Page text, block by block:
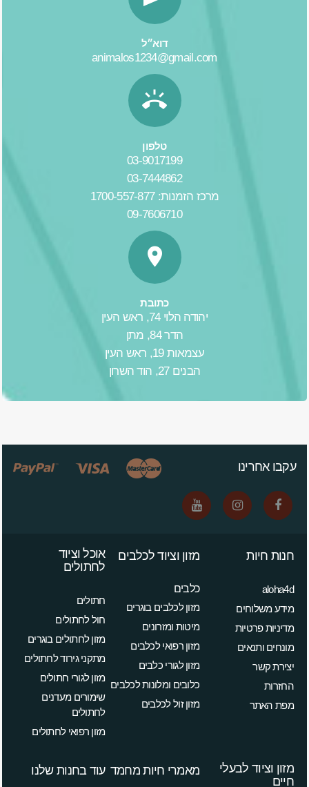
דוא״ל
animalos1234@gmail.com
טלפון
03-9017199
03-7444862
מרכז הזמנות: 1700-557-877
09-7606710
כתובת
יהודה הלוי 74, ראש העין
הדר 84, מתן
עצמאות 19, ראש העין
הבנים 27, הוד השרון
עקבו אחרינו
חנות חיות
aloha4d
מידע משלוחים
מדיניות פרטיות
מונחים ותנאים
יצירת קשר
החזרות
מפת האתר
מזון וציוד לכלבים
כלבים
מזון לכלבים בוגרים
מיטות ומזרונים
מזון רפואי לכלבים
מזון לגורי כלבים
כלובים ומלונות לכלבים
מזון זול לכלבים
אוכל וציוד
לחתולים
חתולים
חול לחתולים
מזון לחתולים בוגרים
מתקני גירוד לחתולים
מזון לגורי חתולים
שימורים מעדנים
לחתולים
מזון רפואי לחתולים
מזון וציוד לבעלי
חיים
מאמרי חיות מחמד עוד בחנות שלנו